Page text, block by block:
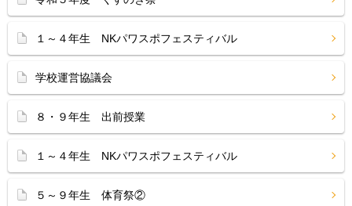
１～４年生 NKパワスポフェスティバル
学校運営協議会
８・９年生 出前授業
１～４年生 NKパワスポフェスティバル
５～９年生 体育祭②